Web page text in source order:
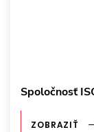
Spoločnosť
ZOBRAZIŤ